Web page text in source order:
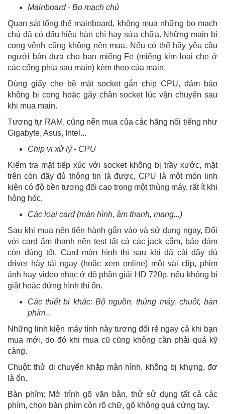
Mainboard - Bo mạch chủ
Quan sát tổng thể mainboard, không mua những bo mạch
chủ đã có dấu hiệu hàn chì hay sửa chữa. Những main bị
cong vênh cũng không nên mua. Nếu có thể hãy yêu cầu
người bán đưa cho bạn miếng Fe (miếng kim loại che ở
các cổng phía sau main) kèm theo của main.
Dùng giấy che bề mặt socket gắn chip CPU, đảm bảo
không bị cong hoặc gãy chân socket lúc vận chuyển sau
khi mua main.
Tương tự RAM, cũng nên mua của các hãng nổi tiếng như
Gigabyte, Asus, Intel...
Chip vi xử lý - CPU
Kiểm tra mặt tiếp xúc với socket không bị trầy xước, mặt
trên còn đầy đủ thông tin là được, CPU là một món linh
kiện có độ bền tương đối cao trong một thùng máy, rất ít khi
hỏng hóc.
Các loại card (màn hình, âm thanh, mạng...)
Sau khi mua nên tiến hành gắn vào và sử dụng ngay, Đối
với card âm thanh nên test tất cả các jack cắm, bảo đảm
còn dùng tốt. Card màn hình thì sau khi đã cài đầy đủ
driver hãy tải ngay (hoặc xem online) một vài clip, phim
ảnh hay video nhạc ở độ phân giải HD 720p, nếu không bị
giật hoặc đứng hình thì ổn.
Các thiết bị khác: Bộ nguồn, thùng máy, chuột, bàn
phím...
Những linh kiện máy tính này tương đối rẻ ngay cả khi bạn
mua mới, do đó khi mua cũ cũng không cần phải quá kỹ
càng.
Chuột: thử di chuyển khắp màn hình, không bị khựng, đơ
là ổn.
Bàn phím: Mở trình gõ văn bản, thử sử dụng tất cả các
phím, chọn bàn phím còn rõ chữ, gõ không quá cứng tay.